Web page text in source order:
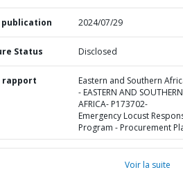
publication 2024/07/29
Status Disclosed
rapport
Eastern and Southern
- EASTERN AND SOUTHERN
AFRICA- P173702-
Emergency Locust
Program - Procurement
Voir la suite